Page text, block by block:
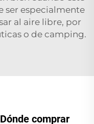
ser especialmente
al aire libre, por
o de camping.
Dónde comprar